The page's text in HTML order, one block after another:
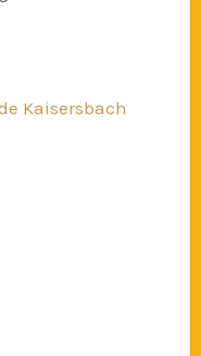
Kaisersbach